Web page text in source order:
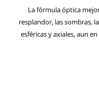
La fórmula óptica
resplandor, las sombras,
esféricas y axiales, aun